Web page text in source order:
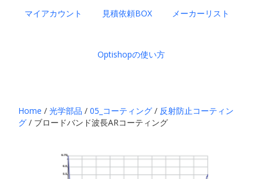
マイアカウント 見積依頼BOX メーカーリスト
Optishopの使い方
Home /光学部品 /05_コーティング / 反射防止コーティン
グ / ブロードバンド波長ARコーティング